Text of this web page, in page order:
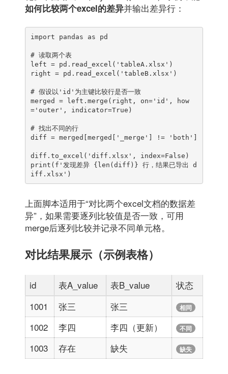
如何比较两个excel的差异并输出差异行：
import pandas as pd
# 读取两个表
left = pd.read_excel('tableA.xlsx')
right = pd.read_excel('tableB.xlsx')
# 假设以'id'为主键比较行是否一致
merged = left.merge(right, on='id', how
='outer', indicator=True)
# 找出不同的行
diff = merged[merged['_merge'] != 'both']
diff.to_excel('diff.xlsx', index=False)
print(f'发现差异 {len(diff)} 行，结果已导出 d
上面脚本适用于“对比两个excel文档的数据差
异”，如果需要逐列比较值是否一致，可用
merge后逐列比较并记录不同单元格。
对比结果展示（示例表格）
id 表A_value 表B_value
状态
1001
张三 张三 相同
1002 李四 李四（更新） 不同
1003 存在 缺失 缺失